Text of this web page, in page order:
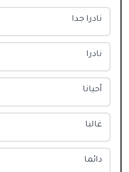
نادرا جدا
نادرا
أحيانا
غالبا
دائما